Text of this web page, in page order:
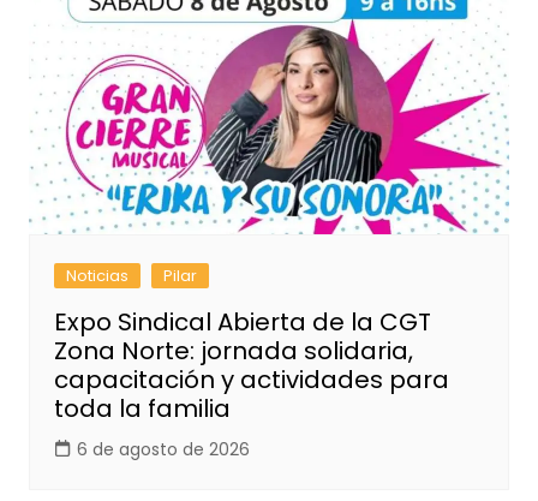
Noticias Pilar
Expo Sindical Abierta de la CGT
Zona Norte: jornada solidaria,
capacitación y actividades para
toda la familia
6 de agosto de 2026